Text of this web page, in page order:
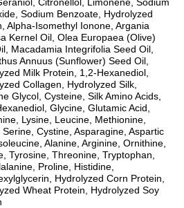
Sodium Benzoate, Hydrolyzed
Alpha-Isomethyl Ionone, Argania
Kernel Oil, Olea Europaea (Olive)
Macadamia Integrifolia Seed Oil,
Annuus (Sunflower) Seed Oil,
Milk Protein, 1,2-Hexanediol,
Collagen, Hydrolyzed Silk,
Glycol, Cysteine, Silk Amino Acids,
Glycine, Glutamic Acid,
Lysine, Leucine, Methionine,
Serine, Cystine, Asparagine, Aspartic
Alanine, Arginine, Ornithine,
Tyrosine, Threonine, Tryptophan,
Proline, Histidine,
Hydrolyzed Corn Protein,
Wheat Protein, Hydrolyzed Soy